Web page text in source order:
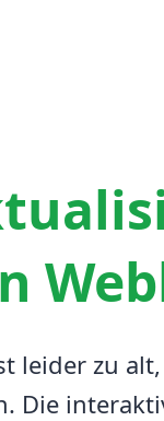
leider zu
Die